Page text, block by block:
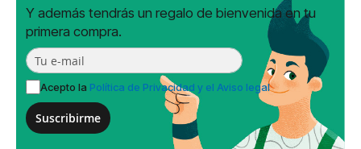
Y además tendrás un regalo de bienvenida en tu
primera compra.
Acepto la Política de Privacidad y el Aviso legal
Suscribirme